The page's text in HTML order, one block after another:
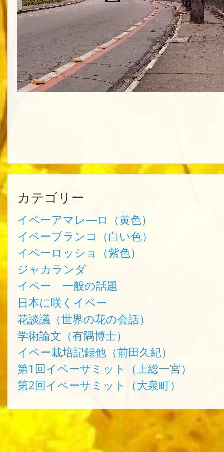
カテゴリー
イペーアマレ―ロ（黄色）
イペーブランコ（白い色）
イペーロッショ（紫色）
ジャカランダ
イペー 一般の話題
日本に咲くイペー
花談議（世界の花の会話）
学術論文（有隅博士）
イペー栽培記録他（前田久紀）
第1回イペーサミット（上総一宮）
第2回イペーサミット（大泉町）